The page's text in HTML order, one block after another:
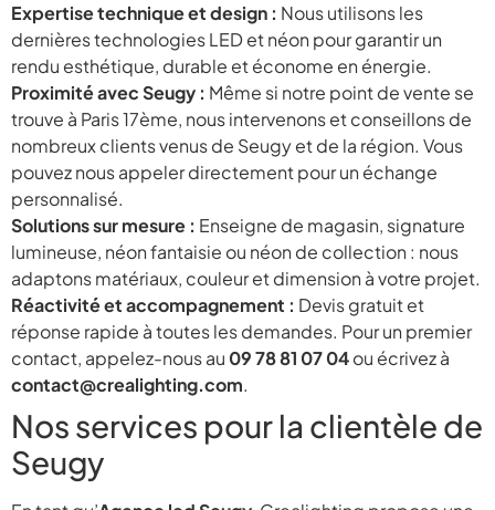
Expertise technique et design : Nous utilisons les
dernières technologies LED et néon pour garantir un
rendu esthétique, durable et économe en énergie.
Proximité avec Seugy : Même si notre point de vente se
trouve à Paris 17ème, nous intervenons et conseillons de
nombreux clients venus de Seugy et de la région. Vous
pouvez nous appeler directement pour un échange
personnalisé.
Solutions sur mesure : Enseigne de magasin, signature
lumineuse, néon fantaisie ou néon de collection : nous
adaptons matériaux, couleur et dimension à votre projet.
Réactivité et accompagnement : Devis gratuit et
réponse rapide à toutes les demandes. Pour un premier
contact, appelez-nous au 09 78 81 07 04ou écrivez à
contact@crealighting.com.
Nos services pour la clientèle de
Seugy